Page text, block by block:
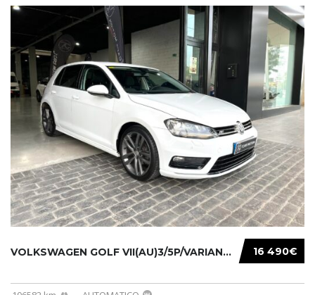
16 490€
VOLKSWAGEN GOLF VII(AU)3/5P/VARIANT(12-16 20...